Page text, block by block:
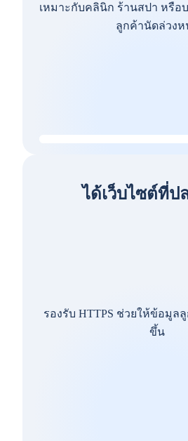
เหมาะกับคลินิก ร้านสปา หรือ
ลูกค้านัดล่วงห
ได้เว็บไซต์ที่ป
รองรับ HTTPS ช่วยให้ข้อมูล
ขึ้น